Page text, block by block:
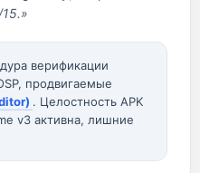
верификации
продвигаемые
. Целостность APK
v3 активна, лишние